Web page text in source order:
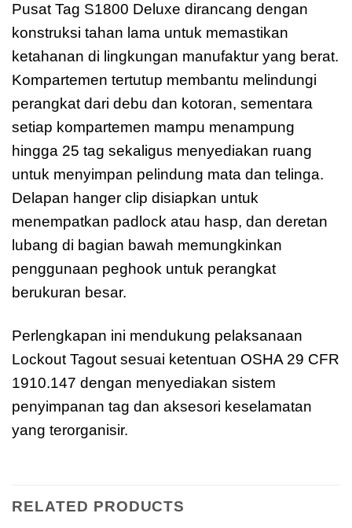
Pusat Tag S1800 Deluxe dirancang dengan
konstruksi tahan lama untuk memastikan
ketahanan di lingkungan manufaktur yang berat.
Kompartemen tertutup membantu melindungi
perangkat dari debu dan kotoran, sementara
setiap kompartemen mampu menampung
hingga 25 tag sekaligus menyediakan ruang
untuk menyimpan pelindung mata dan telinga.
Delapan hanger clip disiapkan untuk
menempatkan padlock atau hasp, dan deretan
lubang di bagian bawah memungkinkan
penggunaan peghook untuk perangkat
berukuran besar.
Perlengkapan ini mendukung pelaksanaan
Lockout Tagout sesuai ketentuan OSHA 29 CFR
1910.147 dengan menyediakan sistem
penyimpanan tag dan aksesori keselamatan
yang terorganisir.
RELATED PRODUCTS